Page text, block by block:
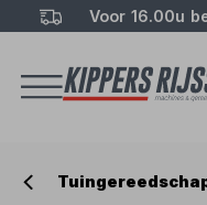
Voor 16.00u